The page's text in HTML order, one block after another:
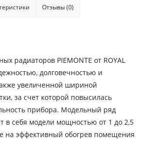
Отзывы (0)
радиаторов PIEMONTE от ROYAL
долговечностью и
увеличенной шириной
за счет которой повысилась
прибора. Модельный ряд
в себя модели мощностью от 1 до 2,5
на эффективный обогрев помещения